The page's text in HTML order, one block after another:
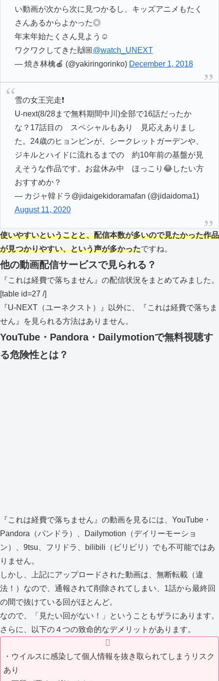
い動画が次から次に見つかるし、キッズアニメもたく
さんあるからよかった◎
年末年始たくさん見よう☺︎
ワクワクしてきた🙌🏼@watch_UNEXT
— 焼き林檎🍎 (@yakiringorinko) December 1, 2018
雪の女王完走❗️
U-next(8/28まで無料期間中川)全部で16話だったか
な？17話目の スペシャルもあり 見応えありまし
た。24歳のヒョンビンが、シークレットガーデンや、
ジキルとハイドに流れるまでの 約10年前の基盤が見
えそうな作品です。お盆休み中 ほっこり😂したい方
おすすめか？
— カジャ韓ドラ@jidaigekidoramafan (@jidaidoma1)
August 11, 2020
使いやすいということと、配信本数が多いので見たかった作品
が見つかりやすい、という声が多かったですね。
他の動画配信サービスで見られる？
『これは経費で落ちません』の配信状況をまとめてみました。
[table id=27 /]
『U-NEXT（ユーネクスト）』以外に、『これは経費で落ちま
せん』を見られる方法はありません。
YouTube・Pandora・Dailymotionで無料視聴す
る危険性とは？
『これは経費で落ちません』の動画を見るには、YouTube・
Pandora（パンドラ）、Dailymotion（デイリーモーショ
ン）、9tsu、フリドラ、bilibili（ビリビリ）でも不可能ではあ
りません。
しかし、上記にアップロードされた動画は、無断転載（違
法！）なので、通報されて削除されてしまい、1話から最終回
の間で抜けている回がほとんど。
なので、「見たい回がない！」ということもザラにあります。
さらに、以下の４つの致命的なデメリットがあります。
・ウイルスに感染して個人情報を抜き取られてしまうリスク
あり